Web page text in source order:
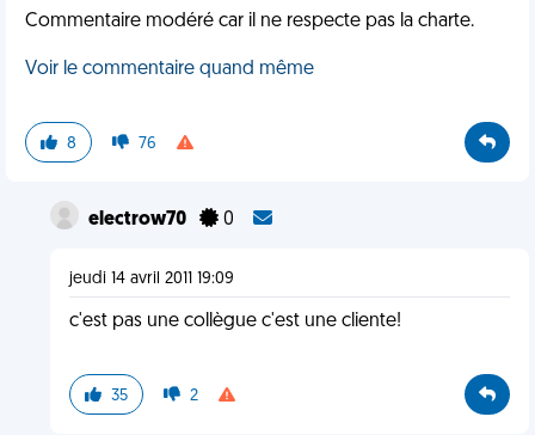
Commentaire modéré car il ne respecte pas la charte.
Voir le commentaire quand même
8 76
electrow70 0
jeudi 14 avril 2011 19:09
c'est pas une collègue c'est une cliente!
35 2